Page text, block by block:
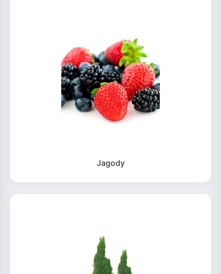
Jagody